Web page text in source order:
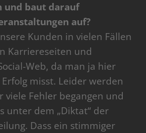
und baut darauf
auf?
Kunden in vielen Fällen
Karriereseiten und
Web, da man ja hier
misst. Leider werden
viele Fehler begangen und
unter dem „Diktat“ der
Dass ein stimmiger